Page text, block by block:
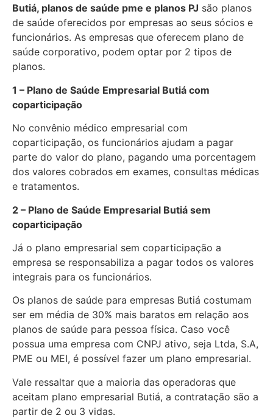
Butiá, planos de saúde pme e planos PJ são planos
de saúde oferecidos por empresas ao seus sócios e
funcionários. As empresas que oferecem plano de
saúde corporativo, podem optar por 2 tipos de
planos.
1 – Plano de Saúde Empresarial Butiá com
coparticipação
No convênio médico empresarial com
coparticipação, os funcionários ajudam a pagar
parte do valor do plano, pagando uma porcentagem
dos valores cobrados em exames, consultas médicas
e tratamentos.
2 – Plano de Saúde Empresarial Butiá sem
coparticipação
Já o plano empresarial sem coparticipação a
empresa se responsabiliza a pagar todos os valores
integrais para os funcionários.
Os planos de saúde para empresas Butiá costumam
ser em média de 30% mais baratos em relação aos
planos de saúde para pessoa física. Caso você
possua uma empresa com CNPJ ativo, seja Ltda, S.A,
PME ou MEI, é possível fazer um plano empresarial.
Vale ressaltar que a maioria das operadoras que
aceitam plano empresarial Butiá, a contratação são a
partir de 2 ou 3 vidas.